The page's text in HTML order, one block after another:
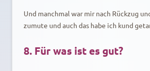
Und manchmal war mir nach Rückzug
zumute und auch das habe ich kund
8. Für was ist es gut?